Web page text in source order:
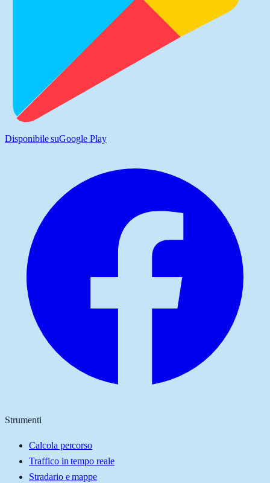
Disponibile suGoogle Play
Strumenti
Calcola percorso
Traffico in tempo reale
Stradario e mappe